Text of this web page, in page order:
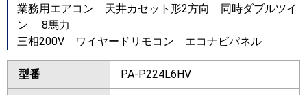
業務用エアコン 天井カセット形2方向 同時ダブルツイ
ン 8馬力
三相200V ワイヤードリモコン エコナビパネル
型番 PA-P224L6HV